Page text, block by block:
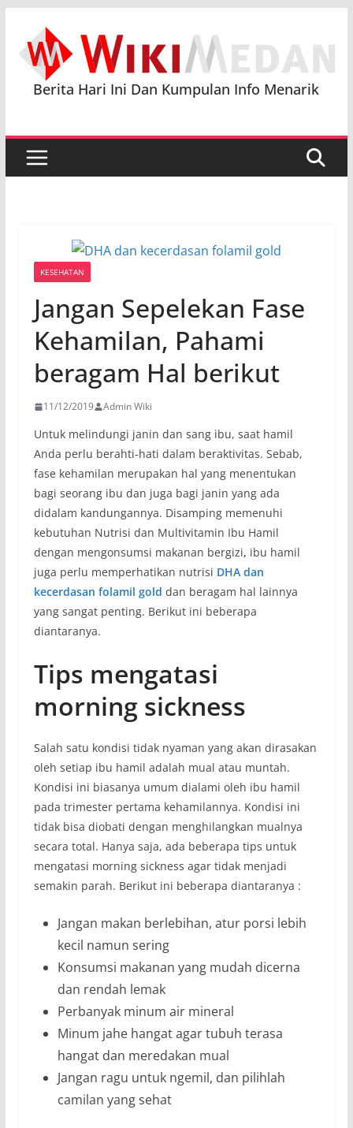
content
Berita Hari Ini Dan Kumpulan Info Menarik
KESEHATAN
Jangan Sepelekan Fase
Kehamilan, Pahami
beragam Hal berikut
11/12/2019 Admin Wiki
Untuk melindungi janin dan sang ibu, saat hamil
Anda perlu berahti-hati dalam beraktivitas. Sebab,
fase kehamilan merupakan hal yang menentukan
bagi seorang ibu dan juga bagi janin yang ada
didalam kandungannya. Disamping memenuhi
kebutuhan Nutrisi dan Multivitamin Ibu Hamil
dengan mengonsumsi makanan bergizi, ibu hamil
juga perlu memperhatikan nutrisi DHA dan
kecerdasan folamil gold dan beragam hal lainnya
yang sangat penting. Berikut ini beberapa
diantaranya.
Tips mengatasi
morning sickness
Salah satu kondisi tidak nyaman yang akan dirasakan
oleh setiap ibu hamil adalah mual atau muntah.
Kondisi ini biasanya umum dialami oleh ibu hamil
pada trimester pertama kehamilannya. Kondisi ini
tidak bisa diobati dengan menghilangkan mualnya
secara total. Hanya saja, ada beberapa tips untuk
mengatasi morning sickness agar tidak menjadi
semakin parah. Berikut ini beberapa diantaranya :
Jangan makan berlebihan, atur porsi lebih
kecil namun sering
Konsumsi makanan yang mudah dicerna
dan rendah lemak
Perbanyak minum air mineral
Minum jahe hangat agar tubuh terasa
hangat dan meredakan mual
Jangan ragu untuk ngemil, dan pilihlah
camilan yang sehat